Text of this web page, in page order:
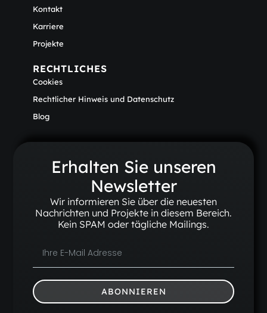
Kontakt
Karriere
Projekte
RECHTLICHES
Cookies
Rechtlicher Hinweis und Datenschutz
Blog
Erhalten Sie unseren
Newsletter
Wir informieren Sie über die neuesten
Nachrichten und Projekte in diesem Bereich.
Kein SPAM oder tägliche Mailings.
ABONNIEREN